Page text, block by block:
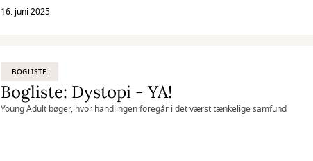
16. juni 2025
BOGLISTE
Bogliste: Dystopi - YA!
Young Adult bøger, hvor handlingen foregår i det værst tænkelige samfund